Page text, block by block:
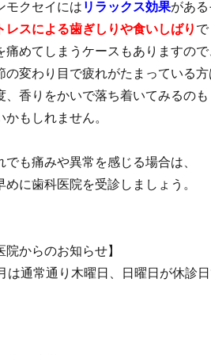
モクセイには リラックス効果がある
レスによる歯ぎしりや食いしばり で
痛めてしまうケースもありますので
の変わり目で疲れがたまっている方
、香りをかいで落ち着いてみるのも
かもしれません。
でも痛みや異常を感じる場合は、
めに歯科医院を受診しましょう。
院からのお知らせ】
は通常通り木曜日、日曜日が休診